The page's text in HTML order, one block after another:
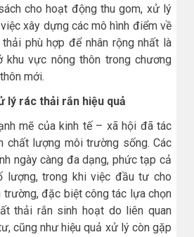
cho hoạt động thu gom, xử lý
xây dựng các mô hình điểm về
phù hợp để nhân rộng nhất là
khu vực nông thôn trong chương
mới.
lý rác thải rắn hiệu quả
mẽ của kinh tế – xã hội đã tác
chất lượng môi trường sống. Các
ngày càng đa dạng, phức tạp cả
lượng, trong khi việc đầu tư cho
đặc biệt công tác lựa chọn
thải rắn sinh hoạt do liên quan
cũng như hiệu quả xử lý còn gặp